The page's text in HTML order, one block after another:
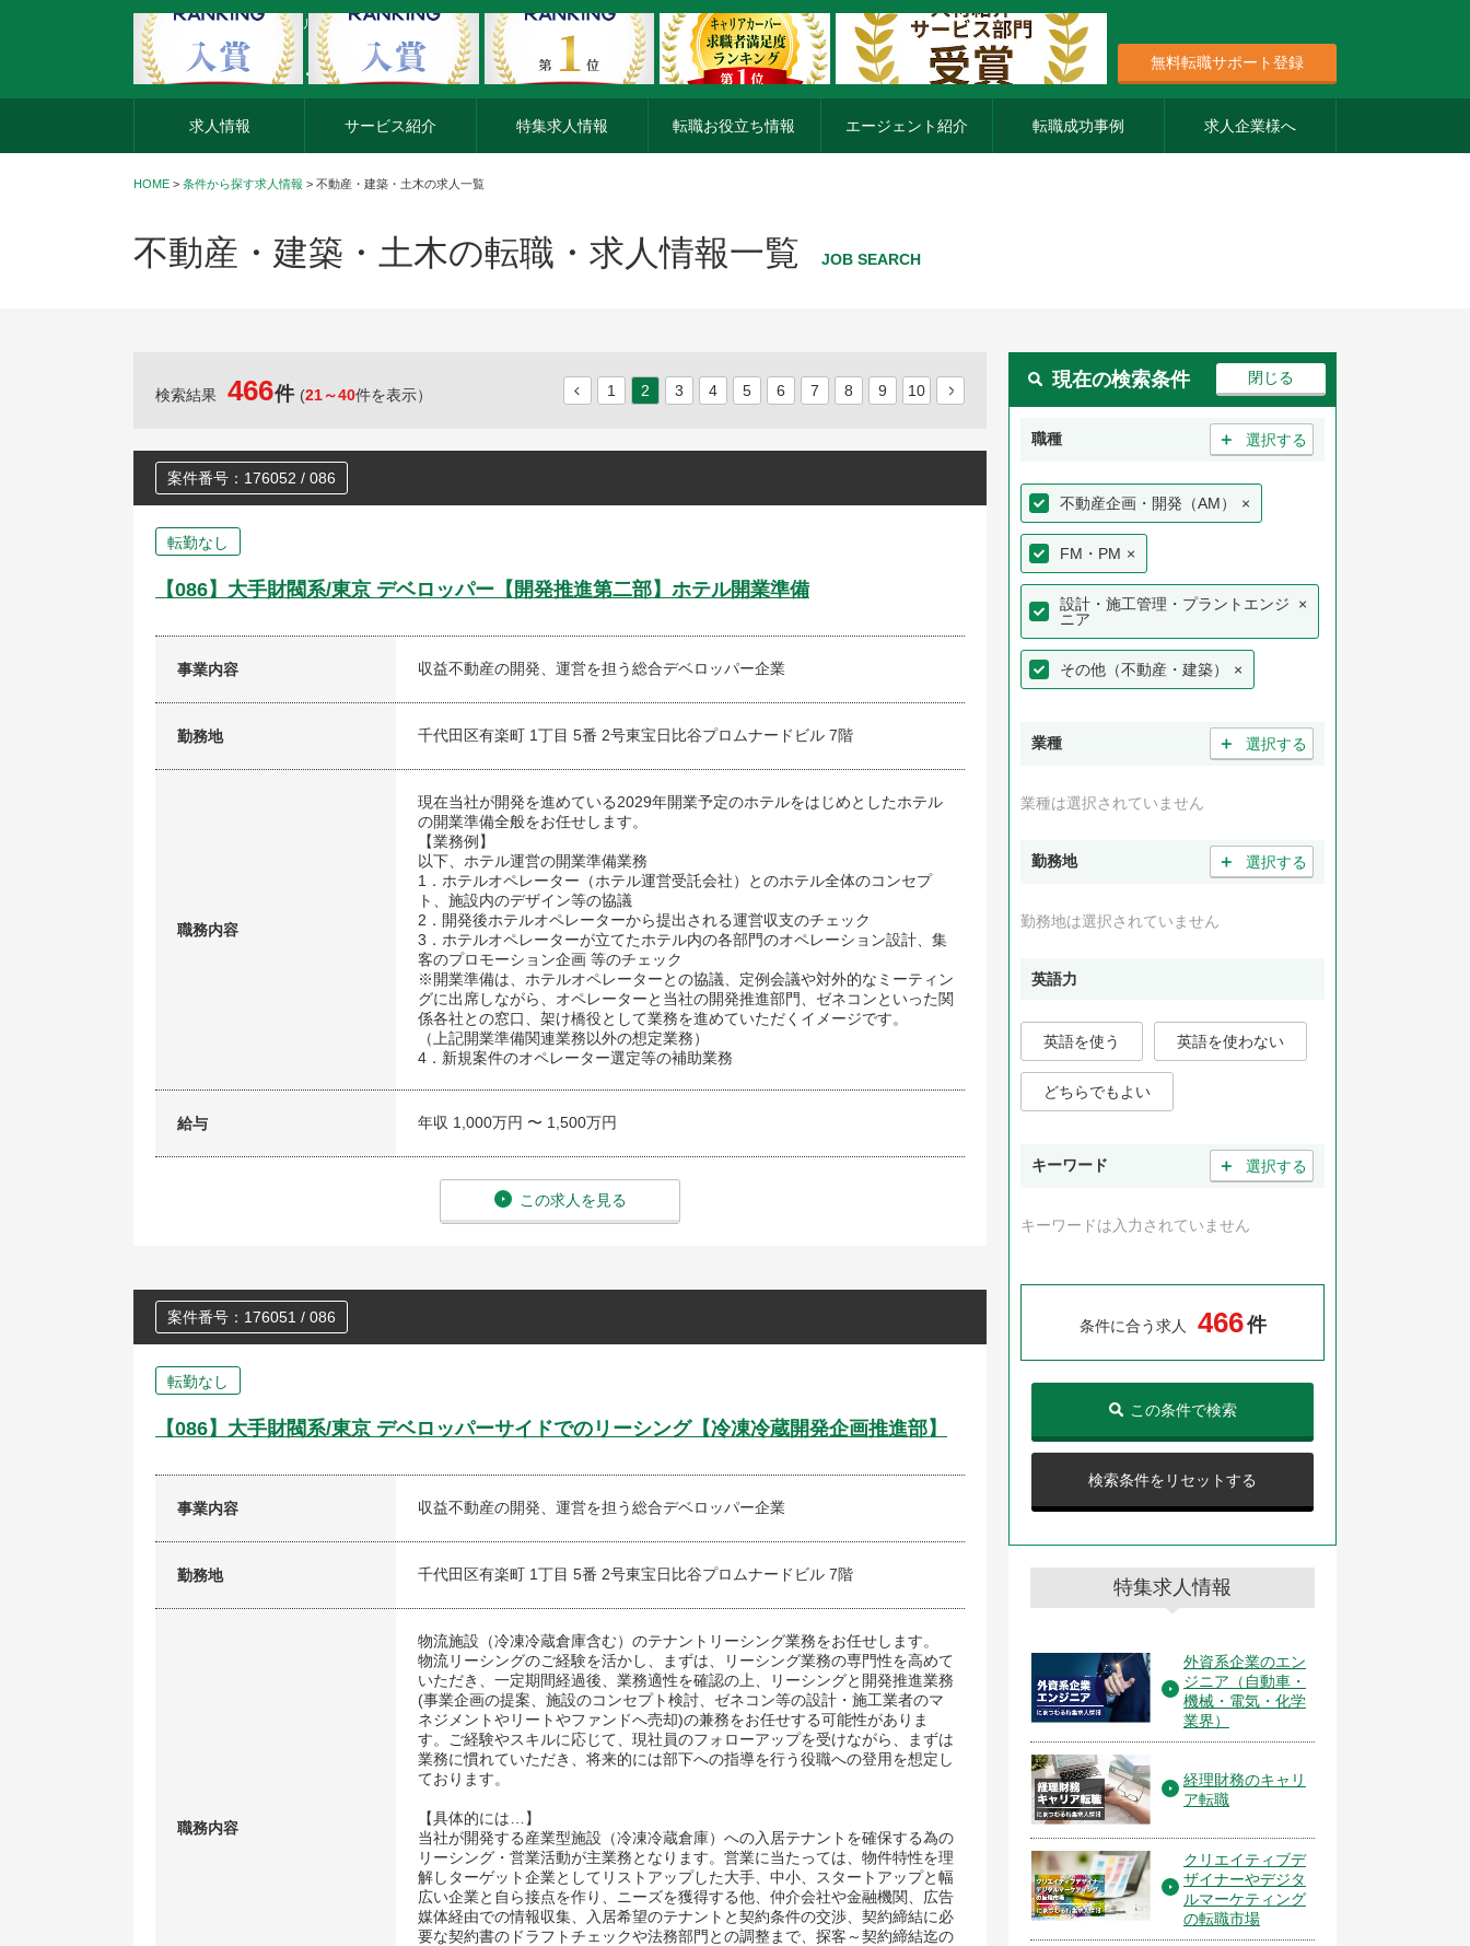
外資系企業の転職・キャリア転職ならアージスジャパン
無料転職サポート登録
求人情報 サービス紹介 特集求人情報 転職お役立ち情報 エージェント紹介 転職成功事例 求人企業様へ
HOME > 条件から探す求人情報 > 不動産・建築・土木の求人一覧
不動産・建築・土木の転職・求人情報一覧 JOB SEARCH
検索結果 466件 (21～40件を表示） 1 2 3 4 5 6 7 8 9 10
案件番号：176052 / 086
転勤なし
【086】大手財閥系/東京 デベロッパー【開発推進第二部】ホテル開業準備
事業内容 収益不動産の開発、運営を担う総合デベロッパー企業
勤務地 千代田区有楽町 1丁目 5番 2号東宝日比谷プロムナードビル 7階
職務内容
現在当社が開発を進めている2029年開業予定のホテルをはじめとしたホテル
の開業準備全般をお任せします。
【業務例】
以下、ホテル運営の開業準備業務
1．ホテルオペレーター（ホテル運営受託会社）とのホテル全体のコンセプ
ト、施設内のデザイン等の協議
2．開発後ホテルオペレーターから提出される運営収支のチェック
3．ホテルオペレーターが立てたホテル内の各部門のオペレーション設計、集
客のプロモーション企画 等のチェック
※開業準備は、ホテルオペレーターとの協議、定例会議や対外的なミーティン
グに出席しながら、オペレーターと当社の開発推進部門、ゼネコンといった関
係各社との窓口、架け橋役として業務を進めていただくイメージです。
（上記開業準備関連業務以外の想定業務）
4．新規案件のオペレーター選定等の補助業務
給与 年収 1,000万円 〜 1,500万円
この求人を見る
案件番号：176051 / 086
転勤なし
【086】大手財閥系/東京 デベロッパーサイドでのリーシング【冷凍冷蔵開発企画推進部】
事業内容 収益不動産の開発、運営を担う総合デベロッパー企業
勤務地 千代田区有楽町 1丁目 5番 2号東宝日比谷プロムナードビル 7階
職務内容
物流施設（冷凍冷蔵倉庫含む）のテナントリーシング業務をお任せします。
物流リーシングのご経験を活かし、まずは、リーシング業務の専門性を高めて
いただき、一定期間経過後、業務適性を確認の上、リーシングと開発推進業務
(事業企画の提案、施設のコンセプト検討、ゼネコン等の設計・施工業者のマ
ネジメントやリートやファンドへ売却)の兼務をお任せする可能性がありま
す。ご経験やスキルに応じて、現社員のフォローアップを受けながら、まずは
業務に慣れていただき、将来的には部下への指導を行う役職への登用を想定し
ております。
【具体的には…】
当社が開発する産業型施設（冷凍冷蔵倉庫）への入居テナントを確保する為の
リーシング・営業活動が主業務となります。営業に当たっては、物件特性を理
解しターゲット企業としてリストアップした大手、中小、スタートアップと幅
広い企業と自ら接点を作り、ニーズを獲得する他、仲介会社や金融機関、広告
媒体経由での情報収集、入居希望のテナントと契約条件の交渉、契約締結に必
要な契約書のドラフトチェックや法務部門との調整まで、探客～契約締結迄の
現在の検索条件
職種 ＋ 選択する
不動産企画・開発（AM） ×
FM・PM ×
設計・施工管理・プラントエンジ
ニア
×
その他（不動産・建築） ×
業種 ＋ 選択する
業種は選択されていません
勤務地 ＋ 選択する
勤務地は選択されていません
英語力
英語を使う 英語を使わない
どちらでもよい
キーワード ＋ 選択する
キーワードは入力されていません
条件に合う求人 466件
検索条件をリセットする
この条件で検索
特集求人情報
外資系企業のエン
ジニア（自動車・
機械・電気・化学
業界）
経理財務のキャリ
ア転職
クリエイティブデ
ザイナーやデジタ
ルマーケティング
の転職市場